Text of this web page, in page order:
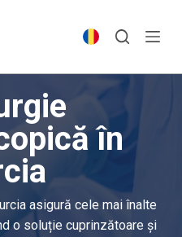
în
asigură cele mai înalte
o soluție cuprinzătoare și